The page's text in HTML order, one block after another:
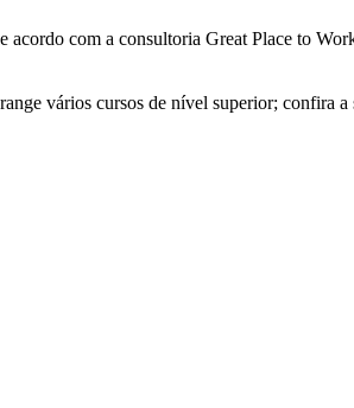
com a consultoria Great Place to
vários cursos de nível superior; confira a